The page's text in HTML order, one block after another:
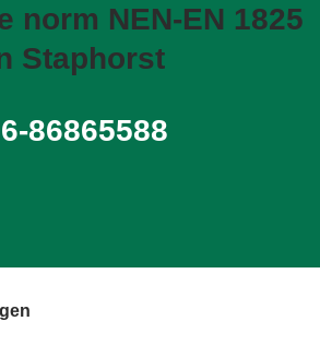
norm NEN-EN 1825
Staphorst
86865588